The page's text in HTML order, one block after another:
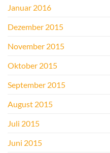
Januar 2016
Dezember 2015
November 2015
Oktober 2015
September 2015
August 2015
Juli 2015
Juni 2015